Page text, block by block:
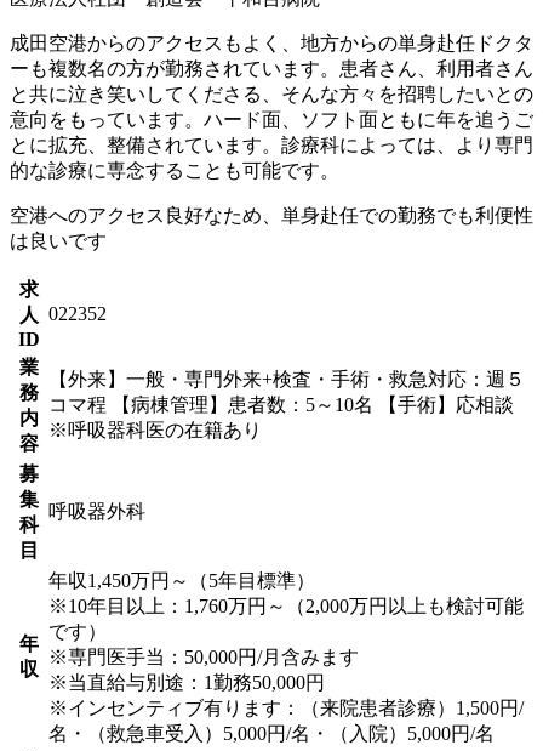
成田空港からのアクセスもよく、地方からの単身赴任ドクタ
ーも複数名の方が勤務されています。患者さん、利用者さん
と共に泣き笑いしてくださる、そんな方々を招聘したいとの
意向をもっています。ハード面、ソフト面ともに年を追うご
とに拡充、整備されています。診療科によっては、より専門
的な診療に専念することも可能です。
空港へのアクセス良好なため、単身赴任での勤務でも利便性
は良いです
求
人
ID
022352
業
務
内
容
【外来】一般・専門外来+検査・手術・救急対応：週５
コマ程 【病棟管理】患者数：5～10名 【手術】応相談
※呼吸器科医の在籍あり
募
集
科
目
呼吸器外科
年
収
年収1,450万円～（5年目標準）
※10年目以上：1,760万円～（2,000万円以上も検討可能
です）
※専門医手当：50,000円/月含みます
※当直給与別途：1勤務50,000円
※インセンティブ有ります：（来院患者診療）1,500円/
名・（救急車受入）5,000円/名・（入院）5,000円/名